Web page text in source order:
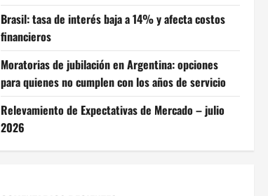
Brasil: tasa de interés baja a 14% y afecta costos
financieros
Moratorias de jubilación en Argentina: opciones
para quienes no cumplen con los años de servicio
Relevamiento de Expectativas de Mercado – julio
2026